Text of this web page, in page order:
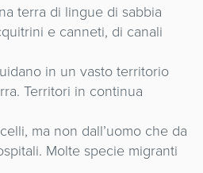
terra di lingue di sabbia
e canneti, di canali
in un vasto territorio
Territori in continua
ma non dall’uomo che da
Molte specie migranti